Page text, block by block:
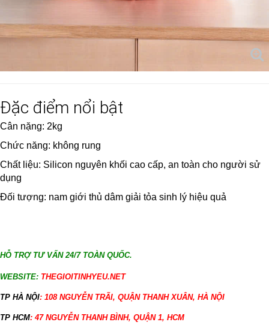
Đặc điểm nổi bật
Cân nặng: 2kg
Chức năng: không rung
Chất liệu: Silicon nguyên khối cao cấp, an toàn cho người sử
dụng
Đối tượng: nam giới thủ dâm giải tỏa sinh lý hiệu quả
HỖ TRỢ TƯ VẤN 24/7 TOÀN QUỐC.
WEBSITE: THEGIOITINHYEU.NET
TP HÀ NỘI: 108 NGUYỄN TRÃI, QUẬN THANH XUÂN, HÀ NỘI
TP HCM: 47 NGUYỄN THANH BÌNH, QUẬN 1, HCM